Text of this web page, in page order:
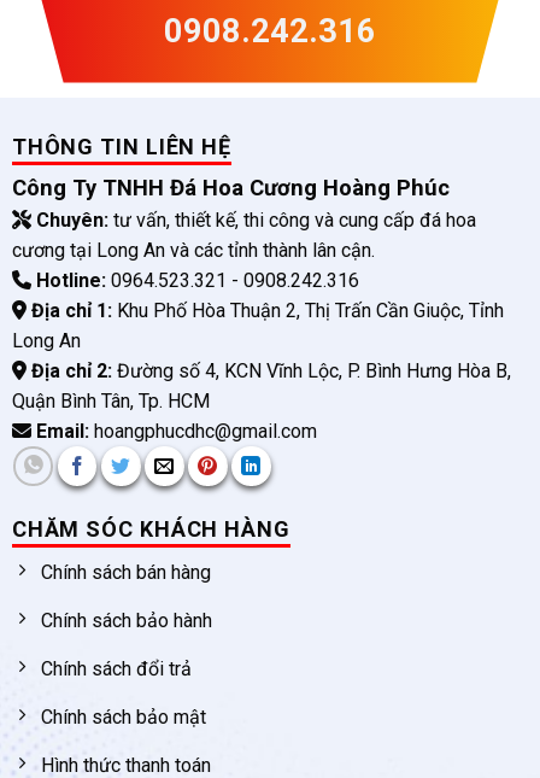
0908.242.316
THÔNG TIN LIÊN HỆ
Công Ty TNHH Đá Hoa Cương Hoàng Phúc
Chuyên:tư vấn, thiết kế, thi công và cung cấp đá hoa
cương tại Long An và các tỉnh thành lân cận.
Hotline:0964.523.321 - 0908.242.316
Địa chỉ 1:Khu Phố Hòa Thuận 2, Thị Trấn Cần Giuộc, Tỉnh
Long An
Địa chỉ 2:Đường số 4, KCN Vĩnh Lộc, P. Bình Hưng Hòa B,
Quận Bình Tân, Tp. HCM
Email:hoangphucdhc@gmail.com
CHĂM SÓC KHÁCH HÀNG
Chính sách bán hàng
Chính sách bảo hành
Chính sách đổi trả
Chính sách bảo mật
Hình thức thanh toán